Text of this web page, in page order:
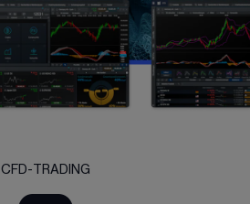
CFD-TRADING